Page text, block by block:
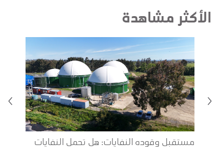
الأكثر مشاهدة
مستقبل وقوده النفايات: هل تحمل النفايات